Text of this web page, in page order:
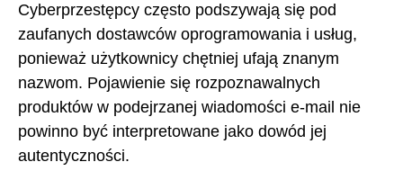
Cyberprzestępcy często podszywają się pod
zaufanych dostawców oprogramowania i usług,
ponieważ użytkownicy chętniej ufają znanym
nazwom. Pojawienie się rozpoznawalnych
produktów w podejrzanej wiadomości e-mail nie
powinno być interpretowane jako dowód jej
autentyczności.